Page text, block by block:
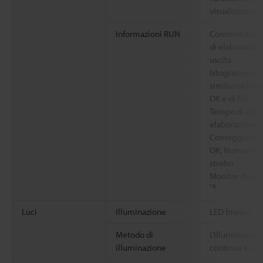
Informazioni RUN
Commutabile
di
uscita
Istogramma:
similarità
OK e di NG
Tempo di
elaborazione
Conteggio:
OK, Numero
strobo
Monitor di
*8
Luci Illuminazione
Metodo di
illuminazione
continua è